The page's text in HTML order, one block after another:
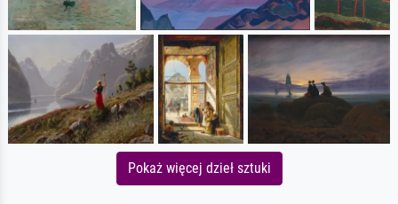
Pokaż więcej dzieł sztuki